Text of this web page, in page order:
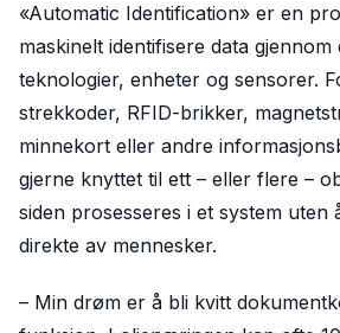
«Automatic Identification» er en
maskinelt identifisere data
teknologier, enheter og sensorer.
strekkoder, RFID-brikker,
minnekort eller andre
gjerne knyttet til ett – eller flere –
siden prosesseres i et system uten
direkte av mennesker.
– Min drøm er å bli kvitt